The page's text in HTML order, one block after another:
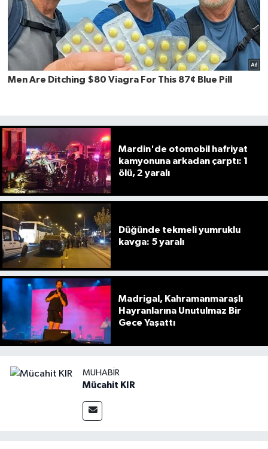
Mardin'de otomobil hafriyat
kamyonuna arkadan çarptı: 1
ölü, 2 yaralı
Düğünde tekmeli yumruklu
kavga: 5 yaralı
Madrigal, Kahramanmaraşlı
Hayranlarına Unutulmaz Bir
Gece Yaşattı
MUHABIR
Mücahit KIR